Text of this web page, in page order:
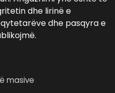
dhe lirinë e
dhe pasqyra e
masive